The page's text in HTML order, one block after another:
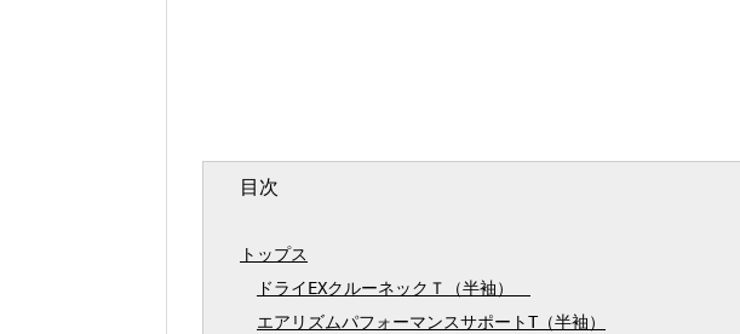
目次
トップス
ドライEXクルーネックＴ（半袖）
エアリズムパフォーマンスサポートT（半袖）